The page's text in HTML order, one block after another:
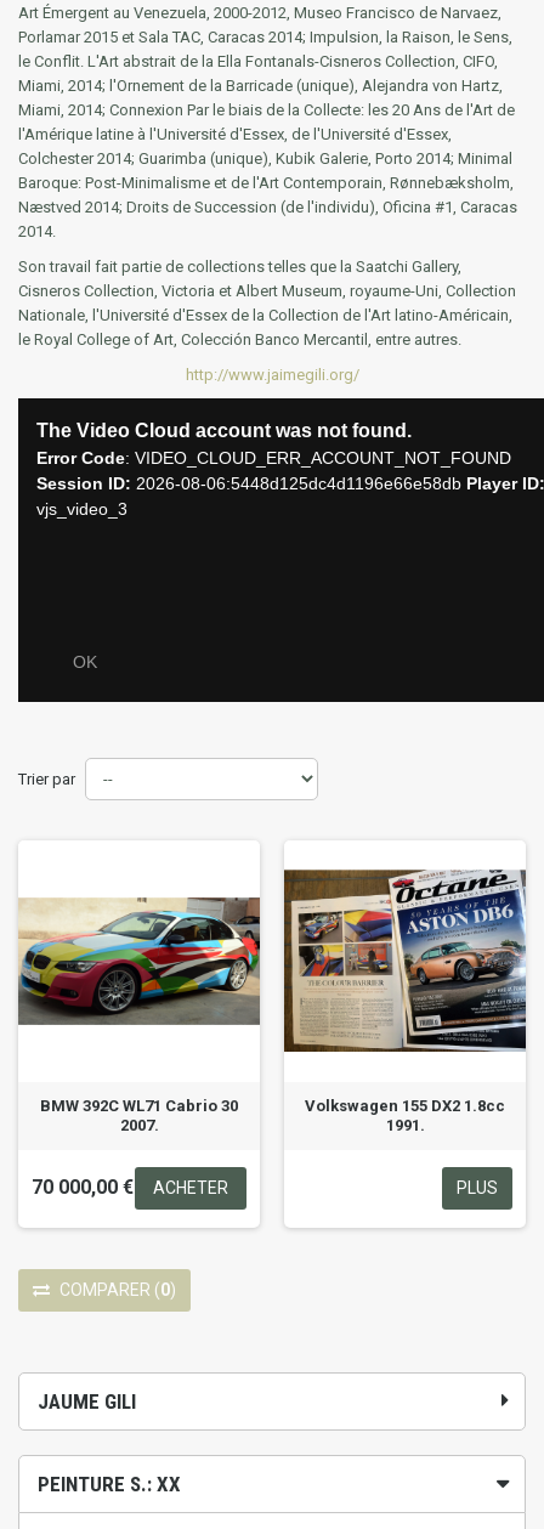
JAUME GILI
PEINTURE S.: XX
Art Émergent au Venezuela, 2000-2012, Museo Francisco de Narvaez,
Porlamar 2015 et Sala TAC, Caracas 2014; Impulsion, la Raison, le Sens,
le Conflit. L'Art abstrait de la Ella Fontanals-Cisneros Collection, CIFO,
Miami, 2014; l'Ornement de la Barricade (unique), Alejandra von Hartz,
Miami, 2014; Connexion Par le biais de la Collecte: les 20 Ans de l'Art de
l'Amérique latine à l'Université d'Essex, de l'Université d'Essex,
Colchester 2014; Guarimba (unique), Kubik Galerie, Porto 2014; Minimal
Baroque: Post-Minimalisme et de l'Art Contemporain, Rønnebæksholm,
Næstved 2014; Droits de Succession (de l'individu), Oficina #1, Caracas
2014.
Son travail fait partie de collections telles que la Saatchi Gallery,
Cisneros Collection, Victoria et Albert Museum, royaume-Uni, Collection
Nationale, l'Université d'Essex de la Collection de l'Art latino-Américain,
le Royal College of Art, Colección Banco Mercantil, entre autres.
http://www.jaimegili.org/
Trier par
BMW 392C WL71 Cabrio 30
2007.
70 000,00 € ACHETER
Volkswagen 155 DX2 1.8cc
1991.
PLUS
COMPARER (0)